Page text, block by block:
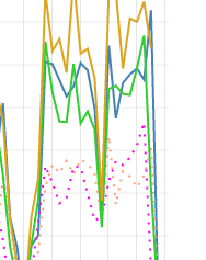
categories.
values. Range: 0 to